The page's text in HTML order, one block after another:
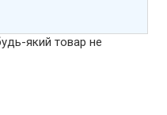
який товар не